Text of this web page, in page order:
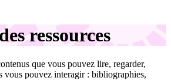
ressources
que vous pouvez lire, regarder,
vous pouvez interagir : bibliographies,